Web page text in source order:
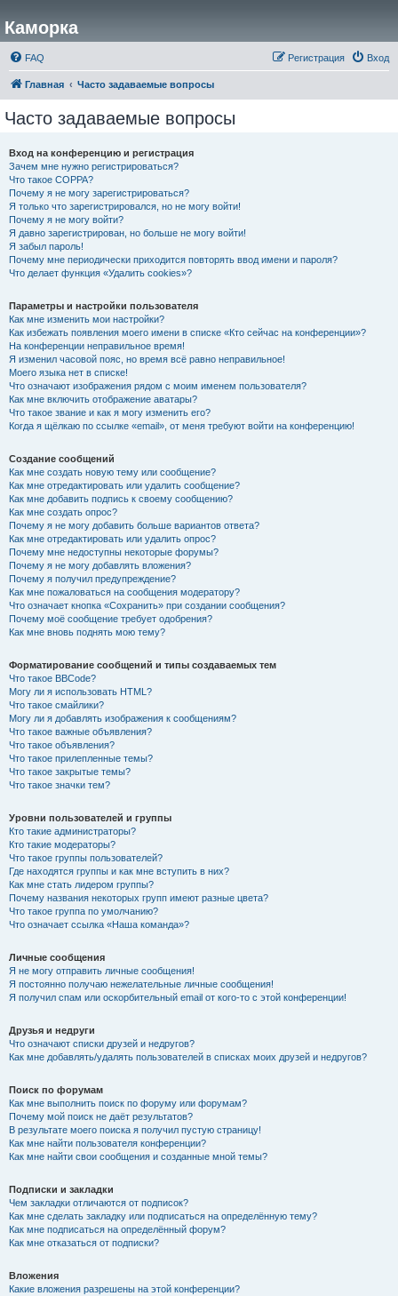
Каморка
FAQ Вход
Регистрация
Главная Часто задаваемые вопросы
Часто задаваемые вопросы
Вход на конференцию и регистрация
Зачем мне нужно регистрироваться?
Что такое COPPA?
Почему я не могу зарегистрироваться?
Я только что зарегистрировался, но не могу войти!
Почему я не могу войти?
Я давно зарегистрирован, но больше не могу войти!
Я забыл пароль!
Почему мне периодически приходится повторять ввод имени и пароля?
Что делает функция «Удалить cookies»?
Параметры и настройки пользователя
Как мне изменить мои настройки?
Как избежать появления моего имени в списке «Кто сейчас на конференции»?
На конференции неправильное время!
Я изменил часовой пояс, но время всё равно неправильное!
Моего языка нет в списке!
Что означают изображения рядом с моим именем пользователя?
Как мне включить отображение аватары?
Что такое звание и как я могу изменить его?
Когда я щёлкаю по ссылке «email», от меня требуют войти на конференцию!
Создание сообщений
Как мне создать новую тему или сообщение?
Как мне отредактировать или удалить сообщение?
Как мне добавить подпись к своему сообщению?
Как мне создать опрос?
Почему я не могу добавить больше вариантов ответа?
Как мне отредактировать или удалить опрос?
Почему мне недоступны некоторые форумы?
Почему я не могу добавлять вложения?
Почему я получил предупреждение?
Как мне пожаловаться на сообщения модератору?
Что означает кнопка «Сохранить» при создании сообщения?
Почему моё сообщение требует одобрения?
Как мне вновь поднять мою тему?
Форматирование сообщений и типы создаваемых тем
Что такое BBCode?
Могу ли я использовать HTML?
Что такое смайлики?
Могу ли я добавлять изображения к сообщениям?
Что такое важные объявления?
Что такое объявления?
Что такое прилепленные темы?
Что такое закрытые темы?
Что такое значки тем?
Уровни пользователей и группы
Кто такие администраторы?
Кто такие модераторы?
Что такое группы пользователей?
Где находятся группы и как мне вступить в них?
Как мне стать лидером группы?
Почему названия некоторых групп имеют разные цвета?
Что такое группа по умолчанию?
Что означает ссылка «Наша команда»?
Личные сообщения
Я не могу отправить личные сообщения!
Я постоянно получаю нежелательные личные сообщения!
Я получил спам или оскорбительный email от кого-то с этой конференции!
Друзья и недруги
Что означают списки друзей и недругов?
Как мне добавлять/удалять пользователей в списках моих друзей и недругов?
Поиск по форумам
Как мне выполнить поиск по форуму или форумам?
Почему мой поиск не даёт результатов?
В результате моего поиска я получил пустую страницу!
Как мне найти пользователя конференции?
Как мне найти свои сообщения и созданные мной темы?
Подписки и закладки
Чем закладки отличаются от подписок?
Как мне сделать закладку или подписаться на определённую тему?
Как мне подписаться на определённый форум?
Как мне отказаться от подписки?
Вложения
Какие вложения разрешены на этой конференции?